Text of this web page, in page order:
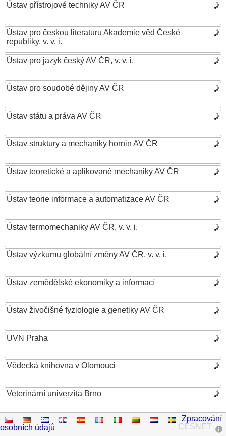
Ústav přístrojové techniky AV ČR
Ústav pro českou literaturu Akademie věd České
republiky, v. v. i.
Ústav pro jazyk český AV ČR, v. v. i.
Ústav pro soudobé dějiny AV ČR
Ústav státu a práva AV ČR
Ústav struktury a mechaniky hornin AV ČR
Ústav teoretické a aplikované mechaniky AV ČR
Ústav teorie informace a automatizace AV ČR
Ústav termomechaniky AV ČR, v. v. i.
Ústav výzkumu globální změny AV ČR, v. v. i.
Ústav zemědělské ekonomiky a informací
Ústav živočišné fyziologie a genetiky AV ČR
UVN Praha
Vědecká knihovna v Olomouci
Veterinární univerzita Brno
VŠB – Technická univerzita Ostrava
CESNET
Zpracování
osobních údajů